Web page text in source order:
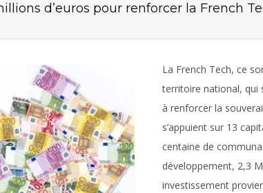
d’euros pour renforcer la French
La French Tech, ce
territoire national, qui
à renforcer la
s’appuient sur 13
centaine de
développement, 2,3
investissement